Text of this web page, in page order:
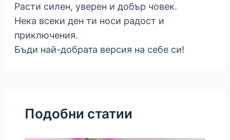
Расти силен, уверен и добър човек.
Нека всеки ден ти носи радост и
приключения.
Бъди най-добрата версия на себе си!
Подобни статии